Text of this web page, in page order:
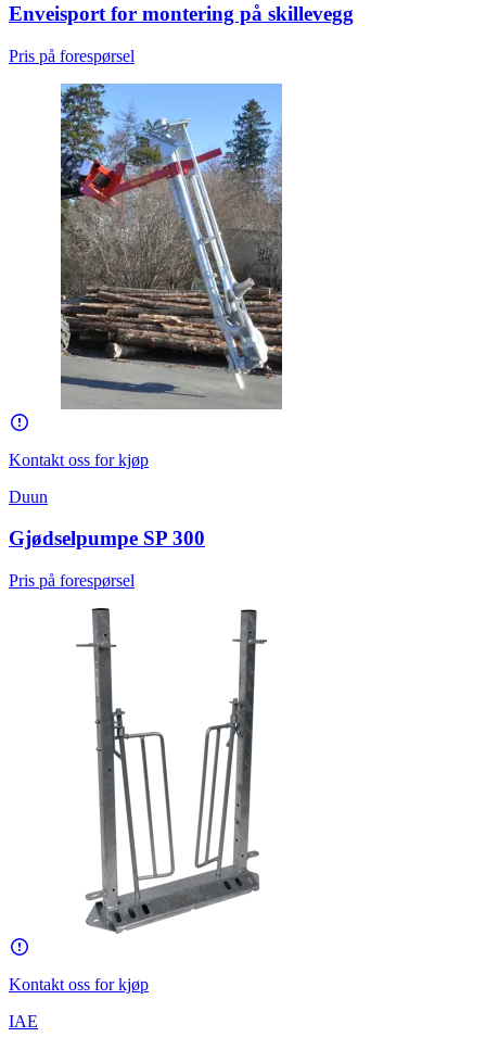
Enveisport for montering på skillevegg
Pris på forespørsel
Kontakt oss for kjøp
Duun
Gjødselpumpe SP 300
Pris på forespørsel
Kontakt oss for kjøp
IAE